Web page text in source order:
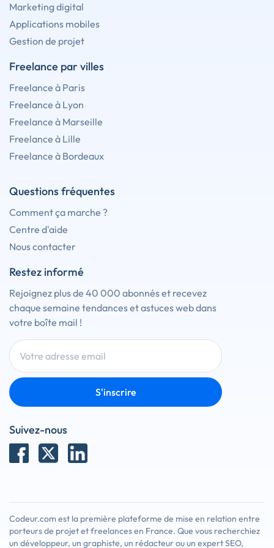
Marketing digital
Applications mobiles
Gestion de projet
Freelance par villes
Freelance à Paris
Freelance à Lyon
Freelance à Marseille
Freelance à Lille
Freelance à Bordeaux
Questions fréquentes
Comment ça marche ?
Centre d'aide
Nous contacter
Restez informé
Rejoignez plus de 40 000 abonnés et recevez
chaque semaine tendances et astuces web dans
votre boîte mail !
S'inscrire
Suivez-nous
Codeur.com est la première plateforme de mise en relation entre
porteurs de projet et freelances en France. Que vous recherchiez
un développeur, un graphiste, un rédacteur ou un expert SEO,